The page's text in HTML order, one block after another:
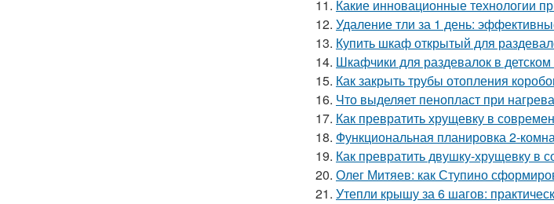
11. Какие инновационные технологии
12. Удаление тли за 1 день:
13. Купить шкаф открытый для
14. Шкафчики для раздевалок в
15. Как закрыть трубы отопления
16. Что выделяет пенопласт при
17. Как превратить хрущевку в
18. Функциональная планировка 2-
19. Как превратить двушку-хрущевку в
20. Олег Митяев: как Ступино
21. Утепли крышу за 6 шагов: